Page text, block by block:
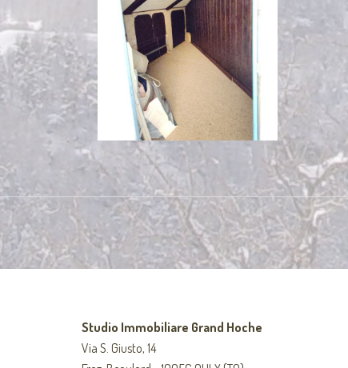
Studio Immobiliare Grand Hoche
Via S. Giusto, 14